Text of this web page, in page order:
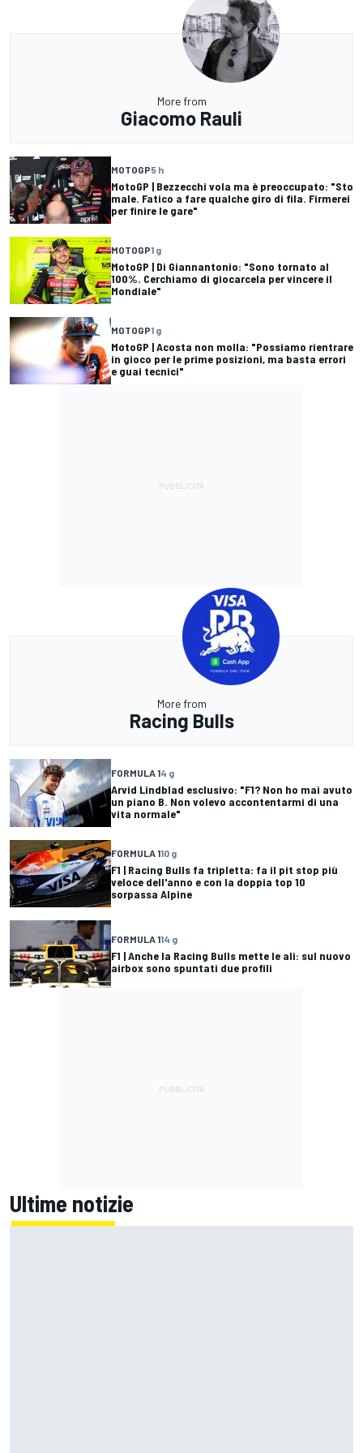
More from
Giacomo Rauli
MOTOGP5 h
MotoGP | Bezzecchi vola ma è preoccupato: "Sto
male. Fatico a fare qualche giro di fila. Firmerei
per finire le gare"
MOTOGP1 g
MotoGP | Di Giannantonio: "Sono tornato al
100%. Cerchiamo di giocarcela per vincere il
Mondiale"
MOTOGP1 g
MotoGP | Acosta non molla: "Possiamo rientrare
in gioco per le prime posizioni, ma basta errori
e guai tecnici"
More from
Racing Bulls
FORMULA 14 g
Arvid Lindblad esclusivo: "F1? Non ho mai avuto
un piano B. Non volevo accontentarmi di una
vita normale"
FORMULA 110 g
F1 | Racing Bulls fa tripletta: fa il pit stop più
veloce dell'anno e con la doppia top 10
sorpassa Alpine
FORMULA 114 g
F1 | Anche la Racing Bulls mette le ali: sul nuovo
airbox sono spuntati due profili
Ultime notizie